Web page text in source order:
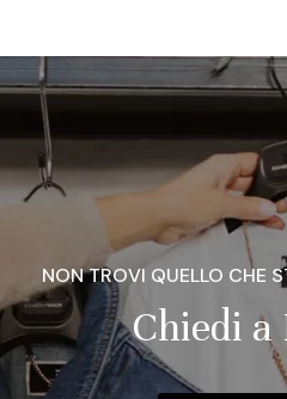
NON TROVI QUELLO CHE
Chiedi a